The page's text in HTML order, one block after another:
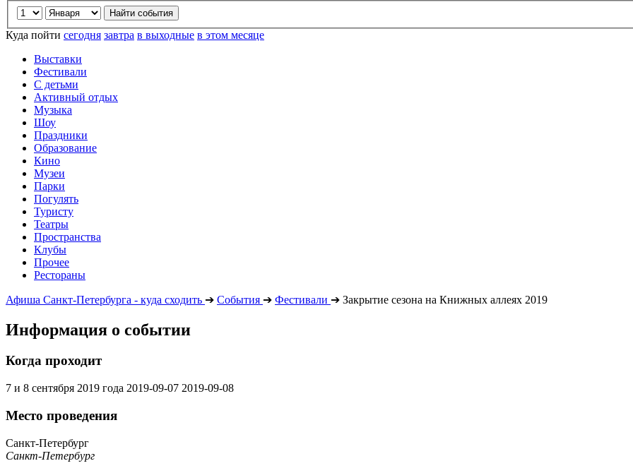
Куда пойти сегодня завтра в выходные в этом месяце
Выставки
Фестивали
С детьми
Активный отдых
Музыка
Шоу
Праздники
Образование
Кино
Музеи
Парки
Погулять
Туристу
Театры
Пространства
Клубы
Прочее
Рестораны
Афиша Санкт-Петербурга - куда сходить ➔ События ➔ Фестивали ➔ Закрытие сезона на Книжных аллеях 2019
Информация о событии
Когда проходит
7 и 8 сентября 2019 года 2019-09-07 2019-09-08
Место проведения
Санкт-Петербург
Санкт-Петербург